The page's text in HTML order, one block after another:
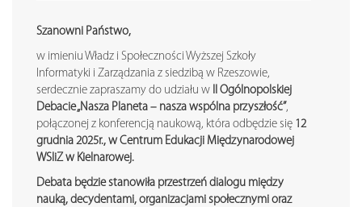
Szanowni Państwo,
w imieniu Władz i Społeczności Wyższej Szkoły
Informatyki i Zarządzania z siedzibą w Rzeszowie,
serdecznie zapraszamy do udziału w
II Ogólnopolskiej
Debacie „Nasza Planeta – nasza wspólna przyszłość”,
połączonej z konferencją naukową, która odbędzie się 12
grudnia 2025r., w Centrum Edukacji Międzynarodowej
WSIiZ w Kielnarowej.
Debata będzie stanowiła przestrzeń dialogu między
nauką, decydentami, organizacjami społecznymi oraz